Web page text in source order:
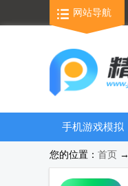
网站导航
手机游戏模拟
器安卓版合集
您的位置： 首页 →